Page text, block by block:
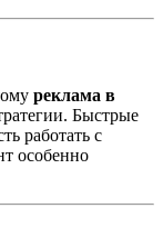
реклама в
Быстрые
работать с
особенно